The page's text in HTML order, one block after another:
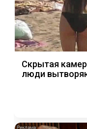
Скрытая
люди